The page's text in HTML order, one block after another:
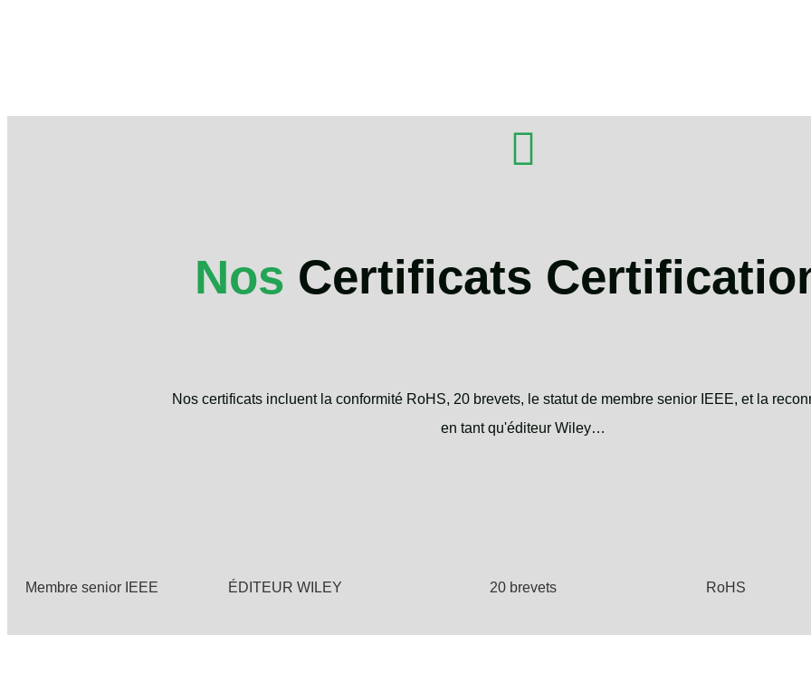
Nos Certificats
Nos certificats incluent la conformité RoHS, 20 brevets, le statut de membre senior IEEE, et la
en tant qu'éditeur Wiley…
Membre senior IEEE ÉDITEUR WILEY 20 brevets RoHS